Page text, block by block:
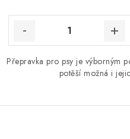
Přepravka pro psy je výborným
potěší možná i